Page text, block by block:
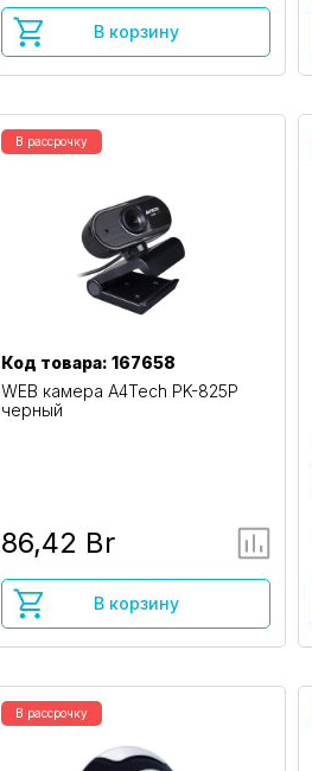
В корзину
В рассрочку
Код товара: 167658
WEB камера A4Tech PK-825P
черный
86,42 Br
В корзину
В рассрочку